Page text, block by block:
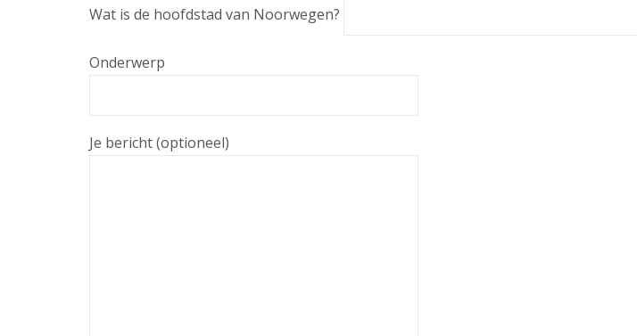
Wat is de hoofdstad van Noorwegen?
Gelieve dit veld leeg te laten.
Onderwerp
Je bericht (optioneel)